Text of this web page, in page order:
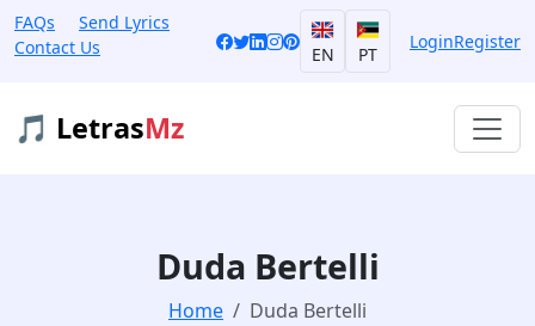
FAQs
Send Lyrics
Contact Us
EN PT
LoginRegister
🎵 LetrasMz
Duda Bertelli
Home Duda Bertelli